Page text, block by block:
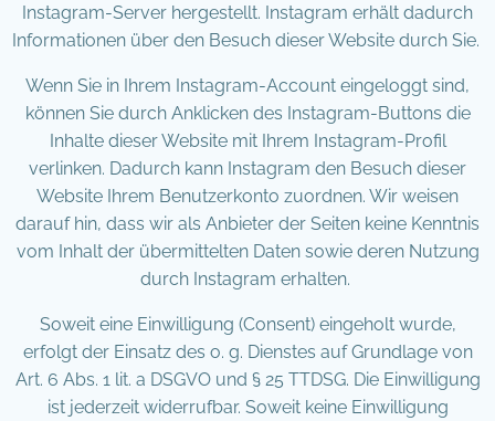
Instagram-Server hergestellt. Instagram erhält dadurch
Informationen über den Besuch dieser Website durch Sie.
Wenn Sie in Ihrem Instagram-Account eingeloggt sind,
können Sie durch Anklicken des Instagram-Buttons die
Inhalte dieser Website mit Ihrem Instagram-Profil
verlinken. Dadurch kann Instagram den Besuch dieser
Website Ihrem Benutzerkonto zuordnen. Wir weisen
darauf hin, dass wir als Anbieter der Seiten keine Kenntnis
vom Inhalt der übermittelten Daten sowie deren Nutzung
durch Instagram erhalten.
Soweit eine Einwilligung (Consent) eingeholt wurde,
erfolgt der Einsatz des o. g. Dienstes auf Grundlage von
Art. 6 Abs. 1 lit. a DSGVO und § 25 TTDSG. Die Einwilligung
ist jederzeit widerrufbar. Soweit keine Einwilligung